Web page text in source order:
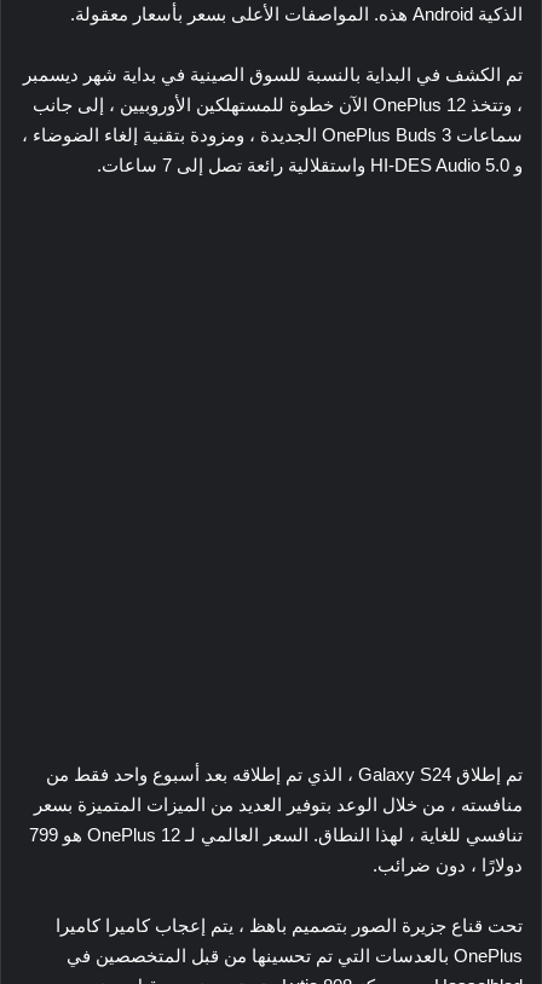
الذكية Android هذه. المواصفات الأعلى بسعر بأسعار معقولة.
تم الكشف في البداية بالنسبة للسوق الصينية في بداية شهر ديسمبر
، وتتخذ OnePlus 12 الآن خطوة للمستهلكين الأوروبيين ، إلى جانب
سماعات OnePlus Buds 3 الجديدة ، ومزودة بتقنية إلغاء الضوضاء ،
و HI-DES Audio 5.0 واستقلالية رائعة تصل إلى 7 ساعات.
تم إطلاق Galaxy S24 ، الذي تم إطلاقه بعد أسبوع واحد فقط من
منافسته ، من خلال الوعد بتوفير العديد من الميزات المتميزة بسعر
تنافسي للغاية ، لهذا النطاق. السعر العالمي لـ OnePlus 12 هو 799
دولارًا ، دون ضرائب.
تحت قناع جزيرة الصور بتصميم باهظ ، يتم إعجاب كاميرا كاميرا
OnePlus بالعدسات التي تم تحسينها من قبل المتخصصين في